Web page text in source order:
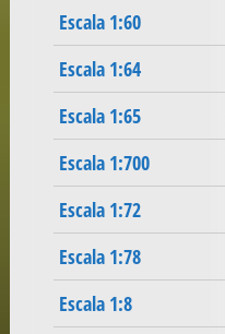
Escala 1:60
Escala 1:64
Escala 1:65
Escala 1:700
Escala 1:72
Escala 1:78
Escala 1:8